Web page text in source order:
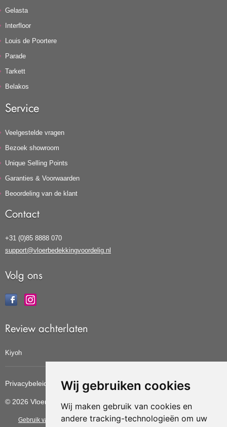
Wij gebruiken cookies
Wij maken gebruik van cookies en
andere tracking-technologieën om uw
Gelasta
Interfloor
Louis de Poortere
Parade
Tarkett
Belakos
Service
Veelgestelde vragen
Bezoek showroom
Unique Selling Points
Garanties & Voorwaarden
Beoordeling van de klant
Contact
+31 (0)85 8888 070
support@vloerbedekkingvoordelig.nl
Volg ons
Review achterlaten
Kiyoh
Privacybeleid Cookiebeleid Update cookies voorkeuren
© 2026 Vloerbedekkingvoordelig
Gebruik van deze site betekent dat u dealgemene voorwaarden van CBW